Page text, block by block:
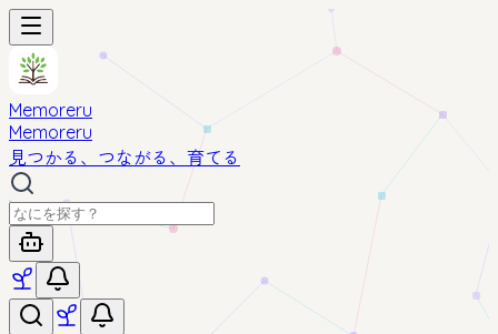
Memoreru
Memoreru
見つかる、つながる、育てる